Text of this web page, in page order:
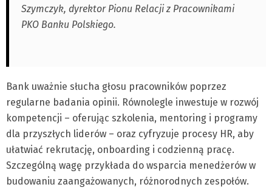
Szymczyk, dyrektor Pionu Relacji z Pracownikami
PKO Banku Polskiego.
Bank uważnie słucha głosu pracowników poprzez
regularne badania opinii. Równolegle inwestuje w rozwój
kompetencji – oferując szkolenia, mentoring i programy
dla przyszłych liderów – oraz cyfryzuje procesy HR, aby
ułatwiać rekrutację, onboarding i codzienną pracę.
Szczególną wagę przykłada do wsparcia menedżerów w
budowaniu zaangażowanych, różnorodnych zespołów.